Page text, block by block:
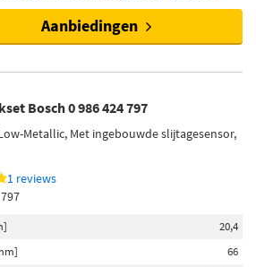
Aanbiedingen
Bosch 0 986 424 797
Low-Metallic, Met ingebouwde slijtagesensor,
1 reviews
20,4
66